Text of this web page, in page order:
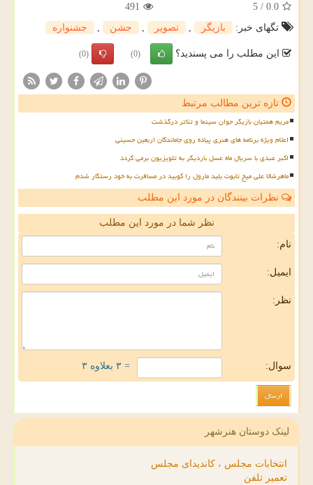
0.0
/
5
491
تگهای خبر:
بازیگر تصویر جشن جشنواره
این مطلب را می پسندید؟ (0)
(0)
تازه ترین مطالب مرتبط
مریم همتیان بازیگر جوان سینما و تئاتر درگذشت
اعلام ویژه برنامه های هنری پیاده روی جاماندگان اربعین حسینی
اکبر عبدی با سریال ماه عسل باردیگر به تلویزیون برمی گردد
ماهرشالا علی میخ تابوت بلید مارول را کوبید در مسافرت به خود رستگار شدم
نظرات بینندگان در مورد این مطلب
نظر شما در مورد این مطلب
نام:
ایمیل:
نظر:
سوال: = ۳ بعلاوه ۳
لینک دوستان هنرشهر
انتخابات مجلس ، کاندیدای مجلس
تعمیر تلفن